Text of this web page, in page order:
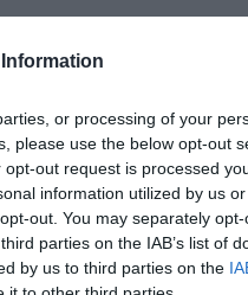
or processing of your
please use the below opt-out
out request is processed
information utilized by us
out. You may separately
parties on the IAB’s list of
by us to third parties on the
por un importe
indicado meses atrás.
de euros y los de
en parte, los efectos
de